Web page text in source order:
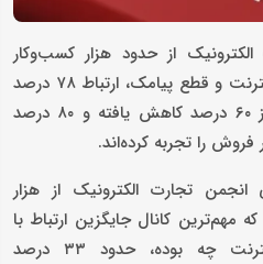
از حدود هزار کسب‌وکار
نشان می‌دهد در دوره اختلال اینترنت و قطع پیامک، ارتباط ۷۸ درصد
کسب‌وکارها با مشتریان بیش از ۶۰ درصد کاهش یافته و ۸۰ درصد
تجارت الکترونیک از هزار
کانال جایگزین ارتباط با
مشتریان در دوره قطعی اینترنت چه بوده، حدود ۳۳ درصد